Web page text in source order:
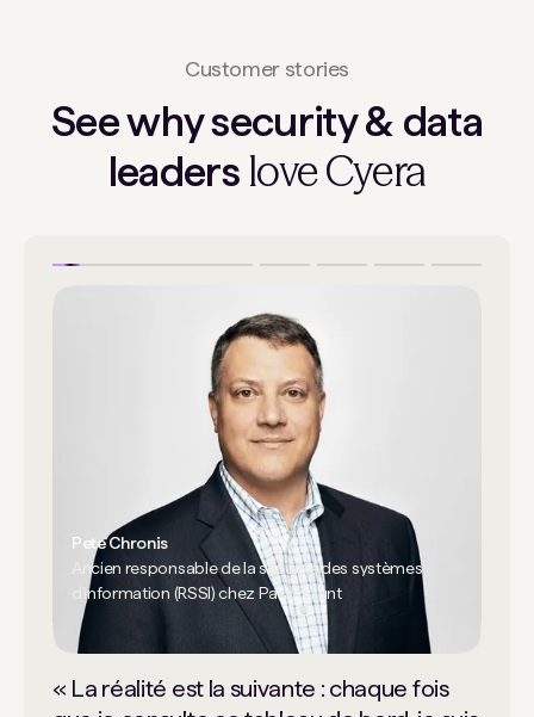
Customer stories
See why security & data
leaderslove Cyera
« La réalité est la suivante : chaque fois
Pete Chronis
Ancien responsable de la sécurité des systèmes
d'information (RSSI) chez Paramount